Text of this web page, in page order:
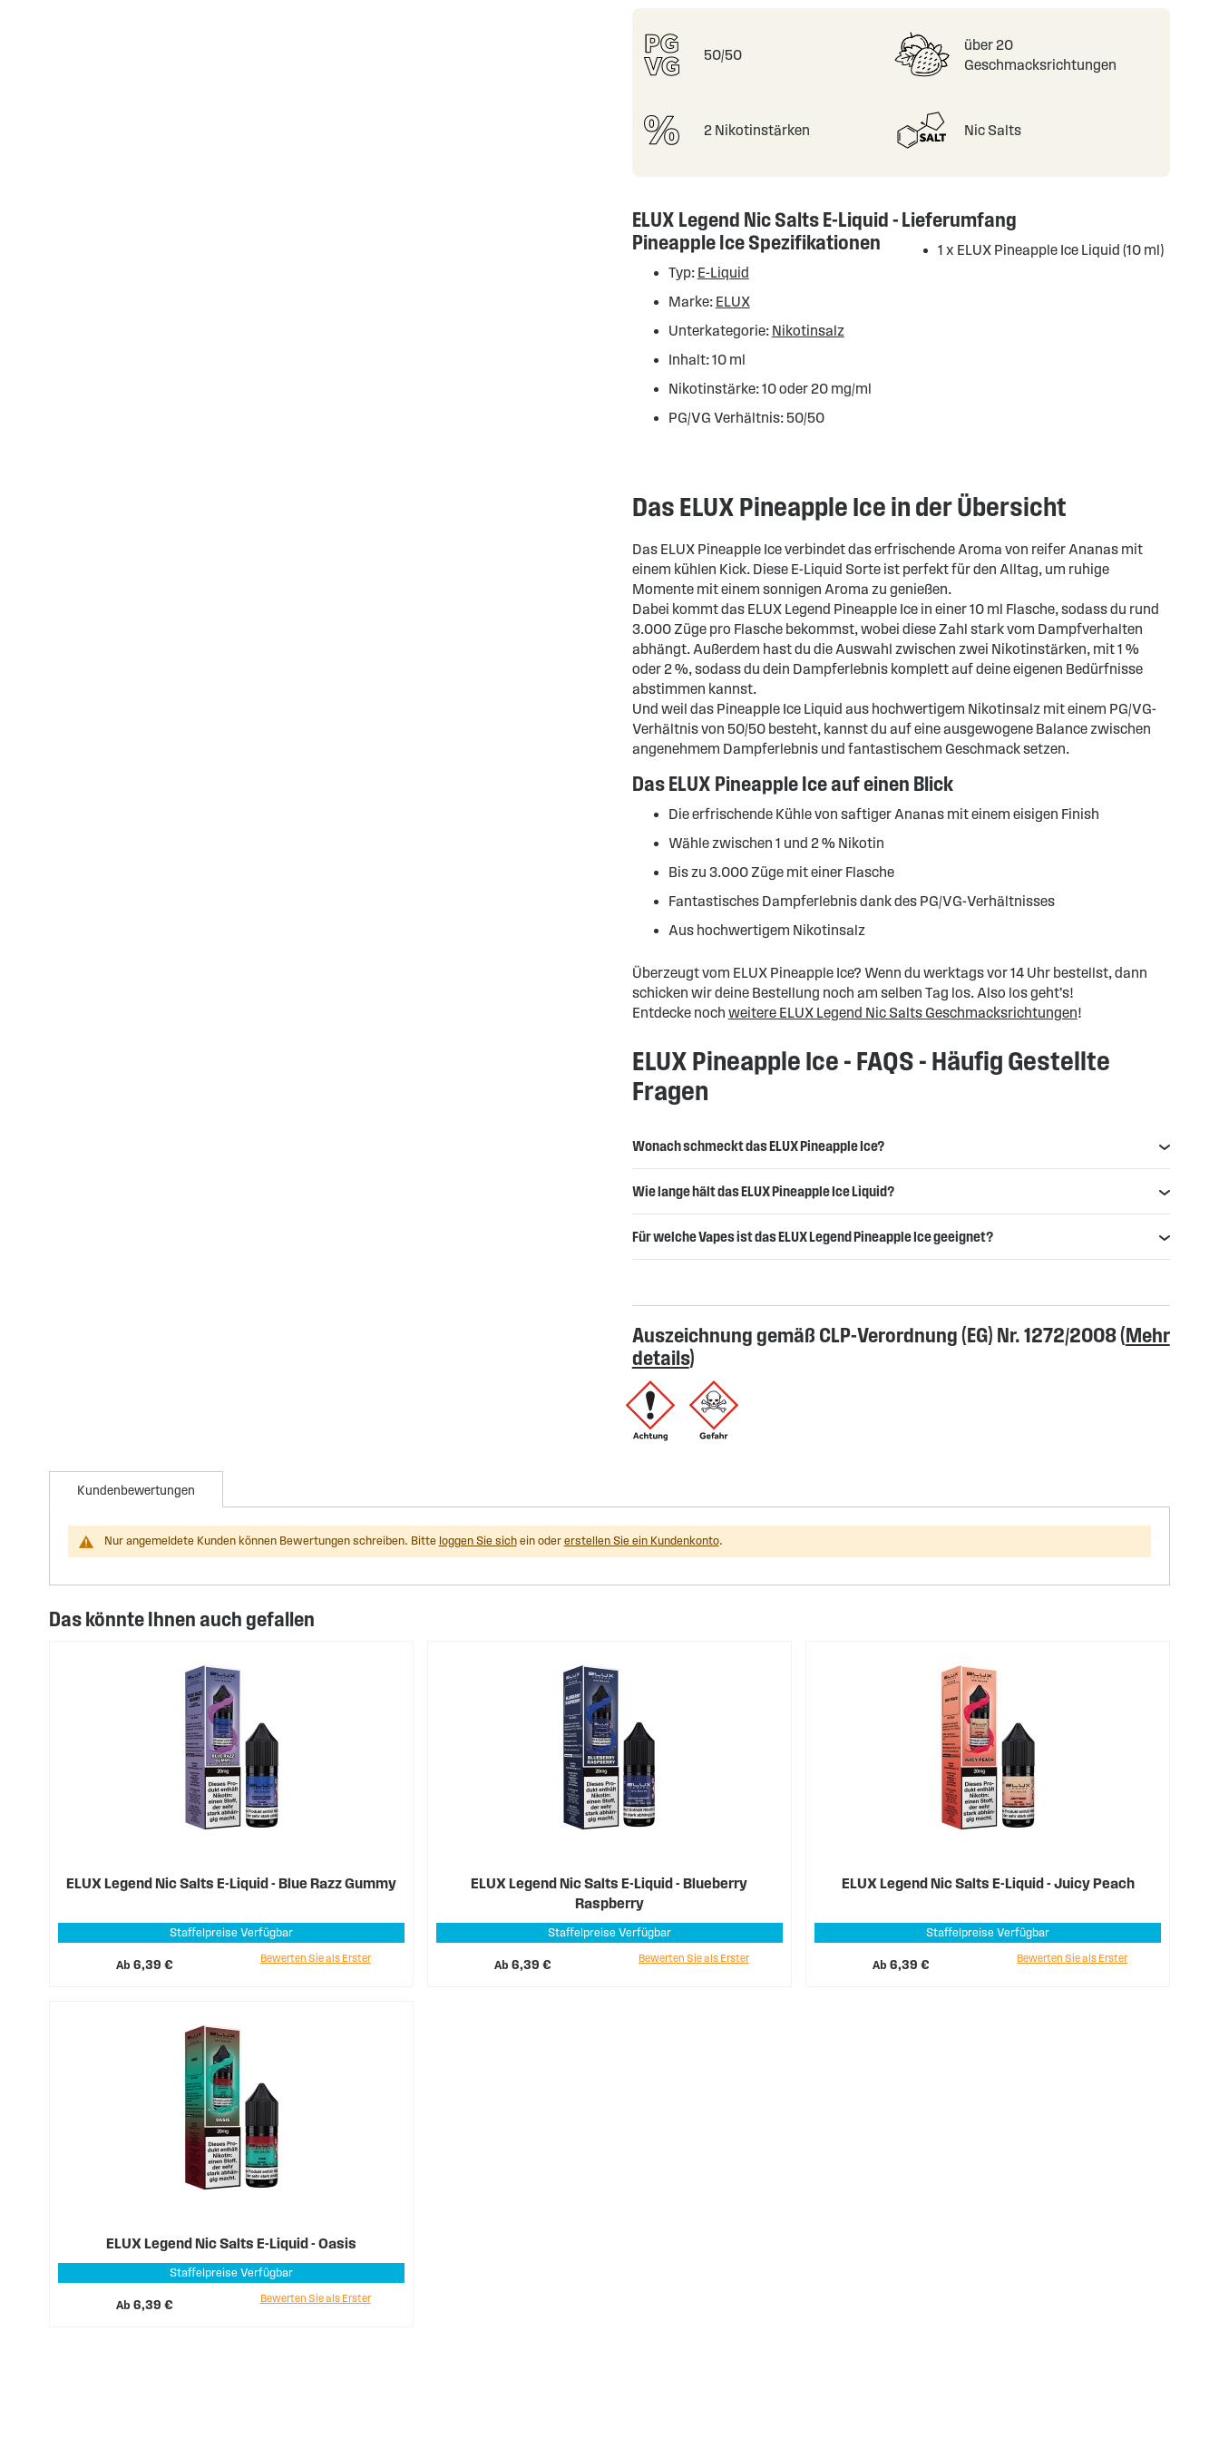
50/50
über 20
Geschmacksrichtungen
2 Nikotinstärken Nic Salts
ELUX Legend Nic Salts E-Liquid -
Pineapple Ice Spezifikationen
Typ: E-Liquid
Marke: ELUX
Unterkategorie: Nikotinsalz
Inhalt: 10 ml
Nikotinstärke: 10 oder 20 mg/ml
PG/VG Verhältnis: 50/50
Lieferumfang
1 x ELUX Pineapple Ice Liquid (10 ml)
Das ELUX Pineapple Ice in der Übersicht
Das ELUX Pineapple Ice verbindet das erfrischende Aroma von reifer Ananas mit
einem kühlen Kick. Diese E-Liquid Sorte ist perfekt für den Alltag, um ruhige
Momente mit einem sonnigen Aroma zu genießen.
Dabei kommt das ELUX Legend Pineapple Ice in einer 10 ml Flasche, sodass du rund
3.000 Züge pro Flasche bekommst, wobei diese Zahl stark vom Dampfverhalten
abhängt. Außerdem hast du die Auswahl zwischen zwei Nikotinstärken, mit 1 %
oder 2 %, sodass du dein Dampferlebnis komplett auf deine eigenen Bedürfnisse
abstimmen kannst.
Und weil das Pineapple Ice Liquid aus hochwertigem Nikotinsalz mit einem PG/VG-
Verhältnis von 50/50 besteht, kannst du auf eine ausgewogene Balance zwischen
angenehmem Dampferlebnis und fantastischem Geschmack setzen.
Das ELUX Pineapple Ice auf einen Blick
Die erfrischende Kühle von saftiger Ananas mit einem eisigen Finish
Wähle zwischen 1 und 2 % Nikotin
Bis zu 3.000 Züge mit einer Flasche
Fantastisches Dampferlebnis dank des PG/VG-Verhältnisses
Aus hochwertigem Nikotinsalz
Überzeugt vom ELUX Pineapple Ice? Wenn du werktags vor 14 Uhr bestellst, dann
schicken wir deine Bestellung noch am selben Tag los. Also los geht’s!
Entdecke noch weitere ELUX Legend Nic Salts Geschmacksrichtungen!
ELUX Pineapple Ice - FAQS - Häufig Gestellte
Fragen
Wonach schmeckt das ELUX Pineapple Ice?
Wie lange hält das ELUX Pineapple Ice Liquid?
Für welche Vapes ist das ELUX Legend Pineapple Ice geeignet?
Auszeichnung gemäß CLP-Verordnung (EG) Nr. 1272/2008 (Mehr
details)
Kundenbewertungen
Nur angemeldete Kunden können Bewertungen schreiben. Bitte loggen Sie sichein oder erstellen Sie ein Kundenkonto.
Das könnte Ihnen auch gefallen
ELUX Legend Nic Salts E-Liquid - Blue Razz Gummy
Staffelpreise Verfügbar
Ab 6,39 €
Bewerten Sie als Erster
ELUX Legend Nic Salts E-Liquid - Blueberry
Raspberry
Staffelpreise Verfügbar
Ab 6,39 €
Bewerten Sie als Erster
ELUX Legend Nic Salts E-Liquid - Juicy Peach
Staffelpreise Verfügbar
Ab6,39 €
Bewerten Sie als Erster
ELUX Legend Nic Salts E-Liquid - Oasis
Staffelpreise Verfügbar
Ab 6,39 €
Bewerten Sie als Erster